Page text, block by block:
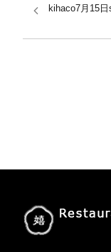
kihaco7月15